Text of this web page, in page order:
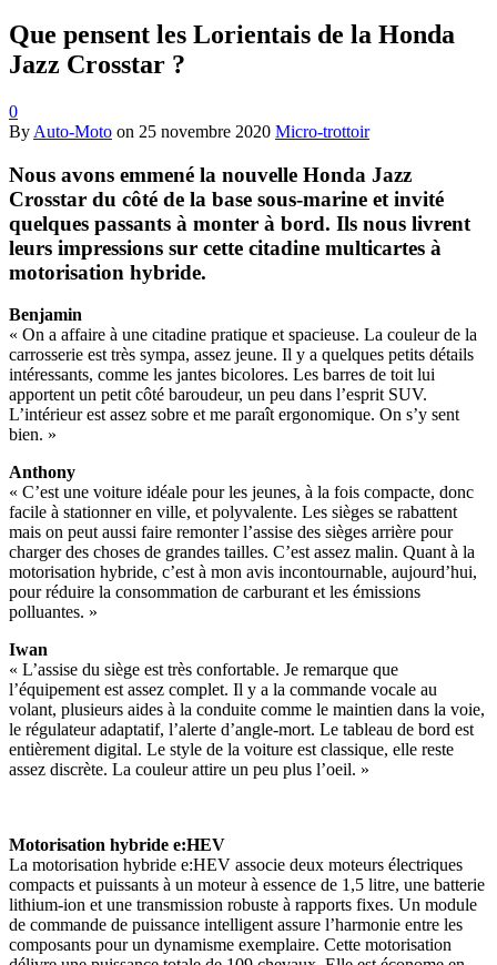
Que pensent les Lorientais de la Honda
Jazz Crosstar ?
0
By Auto-Moto on 25 novembre 2020 Micro-trottoir
Nous avons emmené la nouvelle Honda Jazz
Crosstar du côté de la base sous-marine et invité
quelques passants à monter à bord. Ils nous livrent
leurs impressions sur cette citadine multicartes à
motorisation hybride.
Benjamin
« On a affaire à une citadine pratique et spacieuse. La couleur de la
carrosserie est très sympa, assez jeune. Il y a quelques petits détails
intéressants, comme les jantes bicolores. Les barres de toit lui
apportent un petit côté baroudeur, un peu dans l’esprit SUV.
L’intérieur est assez sobre et me paraît ergonomique. On s’y sent
bien. »
Anthony
« C’est une voiture idéale pour les jeunes, à la fois compacte, donc
facile à stationner en ville, et polyvalente. Les sièges se rabattent
mais on peut aussi faire remonter l’assise des sièges arrière pour
charger des choses de grandes tailles. C’est assez malin. Quant à la
motorisation hybride, c’est à mon avis incontournable, aujourd’hui,
pour réduire la consommation de carburant et les émissions
polluantes. »
Iwan
« L’assise du siège est très confortable. Je remarque que
l’équipement est assez complet. Il y a la commande vocale au
volant, plusieurs aides à la conduite comme le maintien dans la voie,
le régulateur adaptatif, l’alerte d’angle-mort. Le tableau de bord est
entièrement digital. Le style de la voiture est classique, elle reste
assez discrète. La couleur attire un peu plus l’oeil. »
Motorisation hybride e:HEV
La motorisation hybride e:HEV associe deux moteurs électriques
compacts et puissants à un moteur à essence de 1,5 litre, une batterie
lithium-ion et une transmission robuste à rapports fixes. Un module
de commande de puissance intelligent assure l’harmonie entre les
composants pour un dynamisme exemplaire. Cette motorisation